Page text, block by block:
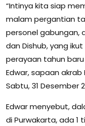
“Intinya kita siap
malam pergantian
personel gabungan,
dan Dishub, yang
perayaan tahun
Edwar, sapaan
Sabtu, 31 Desember
Edwar menyebut,
di Purwakarta, ada 1